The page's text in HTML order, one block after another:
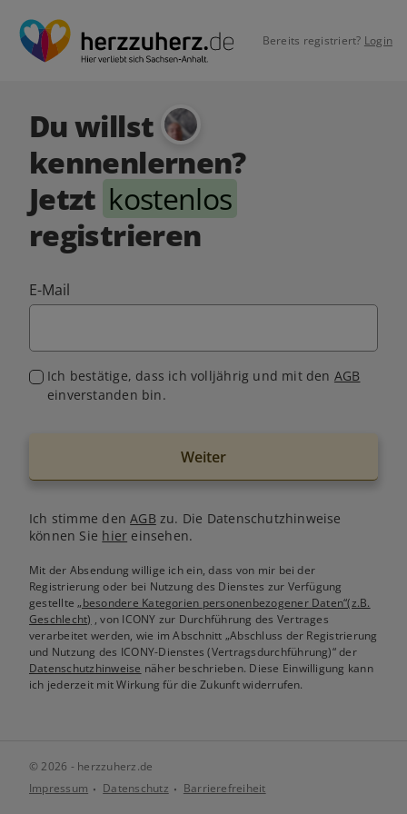
Bereits registriert? Login
Du willst
kennenlernen?
Jetzt kostenlos
registrieren
E-Mail
Ich bestätige, dass ich volljährig und mit den AGB
einverstanden bin.
Weiter
Ich stimme denAGB zu. Die Datenschutzhinweise
können Sie hier einsehen.
Mit der Absendung willige ich ein, dass von mir bei der
Registrierung oder bei Nutzung des Dienstes zur Verfügung
gestellte„besondere Kategorien personenbezogener Daten“(z.B.
Geschlecht) , von ICONY zur Durchführung des Vertrages
verarbeitet werden, wie im Abschnitt „Abschluss der Registrierung
und Nutzung des ICONY-Dienstes (Vertragsdurchführung)“ der
Datenschutzhinweise näher beschrieben. Diese Einwilligung kann
ich jederzeit mit Wirkung für die Zukunft widerrufen.
© 2026 - herzzuherz.de
Impressum
Datenschutz Barrierefreiheit